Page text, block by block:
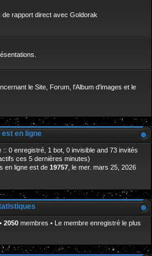
rapport direct avec Goldorak
le Site, Forum, l'Album d'images et le
est en ligne
:: 0 enregistré, 1 bot, 0 invisible and 73 invités
ces 5 dernières minutes)
en ligne est de 19757 , le mer. mars 25, 2026
2050 membres • Le membre enregistré le plus